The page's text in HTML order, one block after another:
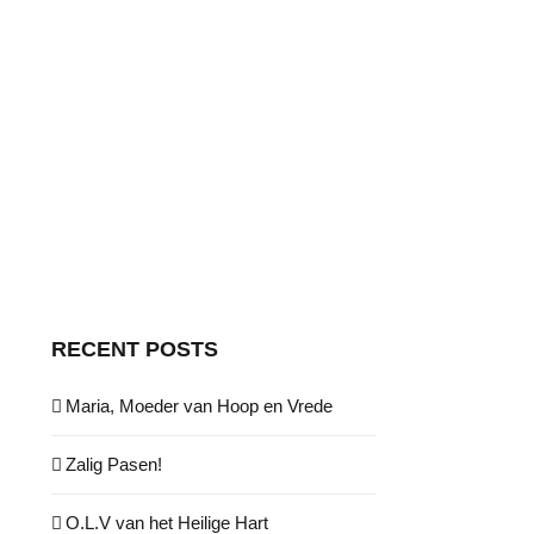
RECENT POSTS
Maria, Moeder van Hoop en Vrede
Zalig Pasen!
O.L.V van het Heilige Hart